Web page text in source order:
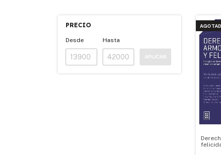
PRECIO
Desde Hasta
APLICAR